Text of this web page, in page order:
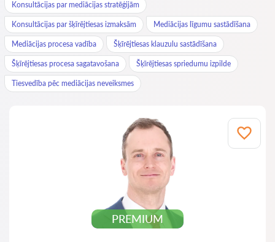
Konsultācijas par mediācijas stratēģijām
Konsultācijas par šķīrējtiesas izmaksām Mediācijas līgumu sastādīšana
Mediācijas procesa vadība Šķīrējtiesas klauzulu sastādīšana
Šķīrējtiesas procesa sagatavošana Šķīrējtiesas spriedumu izpilde
Tiesvedība pēc mediācijas neveiksmes
PREMIUM